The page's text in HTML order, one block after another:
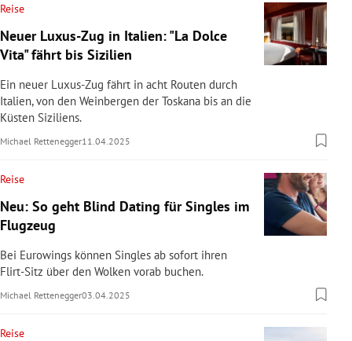
Reise
Neuer Luxus-Zug in Italien: "La Dolce
Vita" fährt bis Sizilien
Ein neuer Luxus-Zug fährt in acht Routen durch
Italien, von den Weinbergen der Toskana bis an die
Küsten Siziliens.
Michael Rettenegger11.04.2025
Reise
Neu: So geht Blind Dating für Singles im
Flugzeug
Bei Eurowings können Singles ab sofort ihren
Flirt-Sitz über den Wolken vorab buchen.
Michael Rettenegger03.04.2025
Reise